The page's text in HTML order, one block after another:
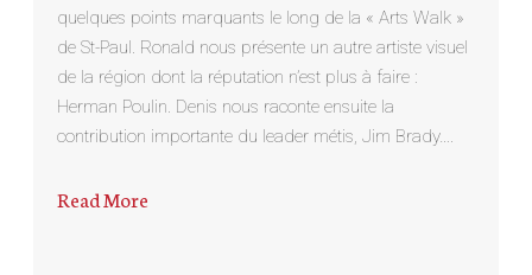
quelques points marquants le long de la « Arts Walk »
de St-Paul. Ronald nous présente un autre artiste visuel
de la région dont la réputation n’est plus à faire :
Herman Poulin. Denis nous raconte ensuite la
contribution importante du leader métis, Jim Brady….
Read More